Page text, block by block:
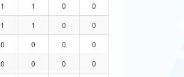
1 1 0
0
1 1 0
0
0 0 0
0
0 0 0
0